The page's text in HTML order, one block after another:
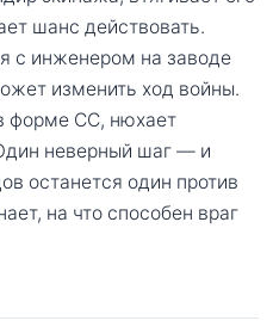
шанс действовать.
с инженером на заводе
изменить ход войны.
форме СС, нюхает
неверный шаг — и
останется один против
на что способен враг